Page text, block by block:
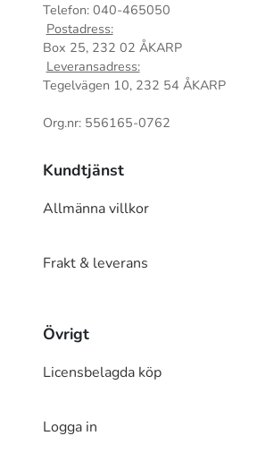
Telefon: 040-465050
Postadress:
Box 25, 232 02 ÅKARP
Leveransadress:
Tegelvägen 10, 232 54 ÅKARP
Org.nr: 556165-0762
Kundtjänst
Allmänna villkor
Frakt & leverans
Övrigt
Licensbelagda köp
Logga in